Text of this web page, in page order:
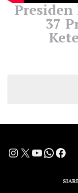
37
Instagram
X YouTube